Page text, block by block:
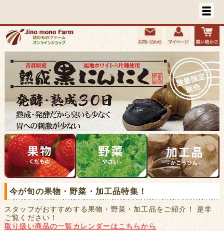
今が旬の果物・野菜・加工品特集！
スタッフがおすすめする果物・野菜・加工品をご紹介！ 是非
ご覧ください！
取り扱い商品の一覧カレンダーはこちらから